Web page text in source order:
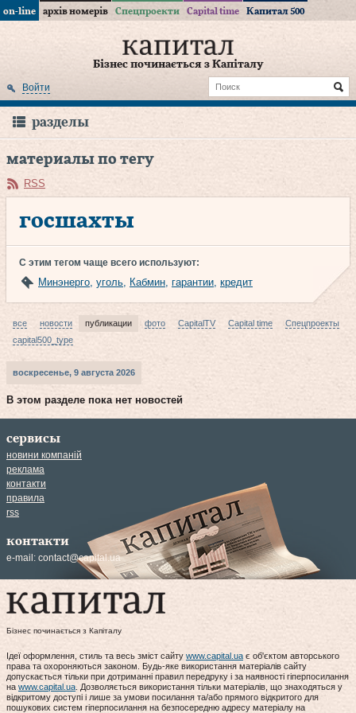
on-line архів номерів Спецпроекти Capital time Капитал 500
Бізнес починається з Капіталу
Войти
разделы
материалы по тегу
RSS
госшахты
С этим тегом чаще всего используют:
Минэнерго, уголь, Кабмин, гарантии, кредит
все новости публикации фото CapitalTV Capital time
Спецпроекты
capital500_type
воскресенье, 9 августа 2026
В этом разделе пока нет новостей
сервисы
новини компаній
реклама
контакти
правила
rss
контакти
e-mail: contact@capital.ua
Бізнес починається з Капіталу
Ідеї оформлення, стиль та весь зміст сайту www.capital.ua є об'єктом авторського
права та охороняються законом. Будь-яке використання матеріалів сайту
допускається тільки при дотриманні правил передруку і за наявності гіперпосилання
на www.capital.ua . Дозволяється використання тільки матеріалів, що знаходяться у
відкритому доступі і лише за умови посилання та/або прямого відкритого для
пошукових систем гіперпосилання на безпосередню адресу матеріалу на